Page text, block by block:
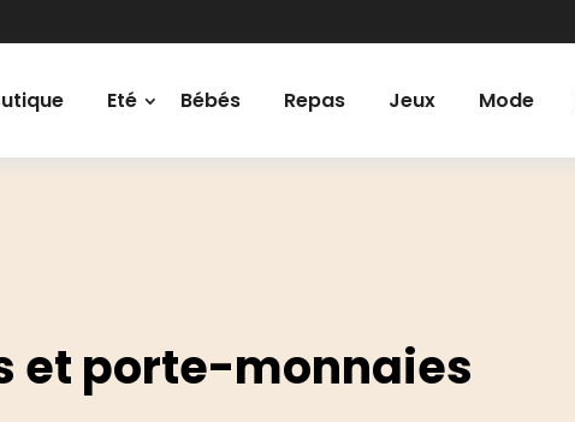
Eté Bébés Repas Jeux Mode
et porte-monnaies